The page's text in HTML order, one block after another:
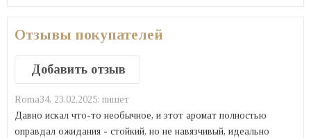
Отзывы покупателей
Добавить отзыв
Roma34, 23.02.2025: пишет
Давно искал что-то необычное, и этот аромат полностью
оправдал ожидания - стойкий, но не навязчивый, идеально